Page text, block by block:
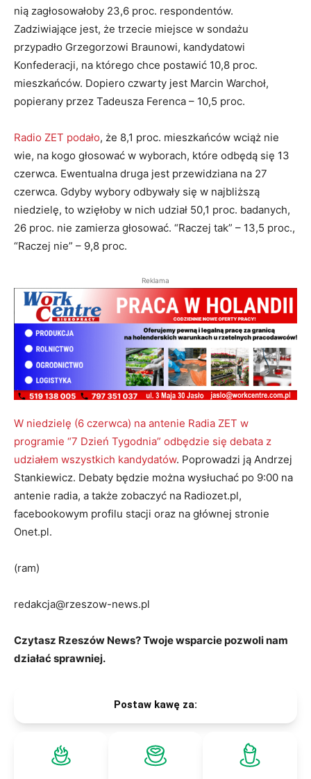
nią zagłosowałoby 23,6 proc. respondentów.
Zadziwiające jest, że trzecie miejsce w sondażu
przypadło Grzegorzowi Braunowi, kandydatowi
Konfederacji, na którego chce postawić 10,8 proc.
mieszkańców. Dopiero czwarty jest Marcin Warchoł,
popierany przez Tadeusza Ferenca – 10,5 proc.
Radio ZET podało, że 8,1 proc. mieszkańców wciąż nie
wie, na kogo głosować w wyborach, które odbędą się 13
czerwca. Ewentualna druga jest przewidziana na 27
czerwca. Gdyby wybory odbywały się w najbliższą
niedzielę, to wzięłoby w nich udział 50,1 proc. badanych,
26 proc. nie zamierza głosować. “Raczej tak” – 13,5 proc.,
“Raczej nie” – 9,8 proc.
Reklama
W niedzielę (6 czerwca) na antenie Radia ZET w
programie “7 Dzień Tygodnia” odbędzie się debata z
udziałem wszystkich kandydatów. Poprowadzi ją Andrzej
Stankiewicz. Debaty będzie można wysłuchać po 9:00 na
antenie radia, a także zobaczyć na Radiozet.pl,
facebookowym profilu stacji oraz na głównej stronie
Onet.pl.
(ram)
redakcja@rzeszow-news.pl
Czytasz Rzeszów News? Twoje wsparcie pozwoli nam
działać sprawniej.
Postaw kawę za: